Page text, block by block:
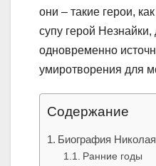
они – такие герои,
супу герой
одновременно
умиротворения для
Содержание
Биография
Ранние годы